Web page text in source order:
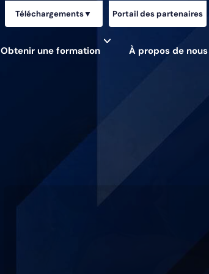
Téléchargements▼ Portail des partenaires
Obtenir une formation À propos de nous